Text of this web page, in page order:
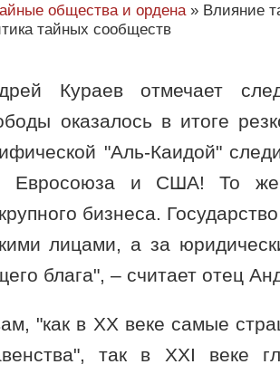
общества и ордена» Влияние
тайных сообществ
Кураев отмечает
оказалось в итоге
"Аль-Каидой"
Евросоюза и США! То
бизнеса.
лицами, а за
блага", – считает отец
"как в XX веке самые
так в XXI веке